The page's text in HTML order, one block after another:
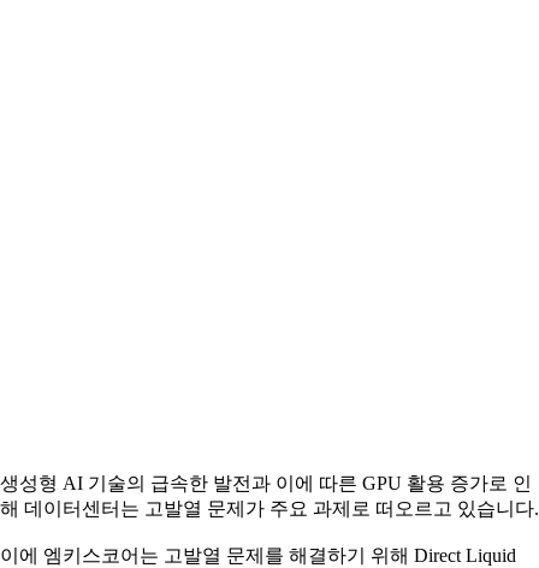
생성형 AI 기술의 급속한 발전과 이에 따른 GPU 활용 증가로 인
해 데이터센터는 고발열 문제가 주요 과제로 떠오르고 있습니다.
이에 엠키스코어는 고발열 문제를 해결하기 위해 Direct Liquid